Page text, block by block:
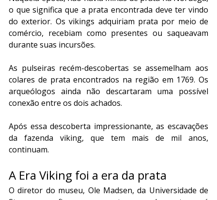
o que significa que a prata encontrada deve ter vindo
do exterior. Os vikings adquiriam prata por meio de
comércio, recebiam como presentes ou saqueavam
durante suas incursões.
As pulseiras recém-descobertas se assemelham aos
colares de prata encontrados na região em 1769. Os
arqueólogos ainda não descartaram uma possível
conexão entre os dois achados.
Após essa descoberta impressionante, as escavações
da fazenda viking, que tem mais de mil anos,
continuam.
A Era Viking foi a era da prata
O diretor do museu, Ole Madsen, da Universidade de